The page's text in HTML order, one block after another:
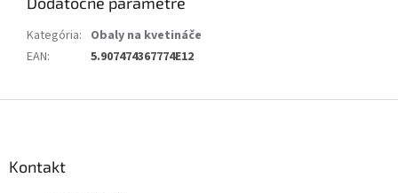
Kategória: Obaly na kvetináče
EAN: 5.907474367774E12
Kontakt